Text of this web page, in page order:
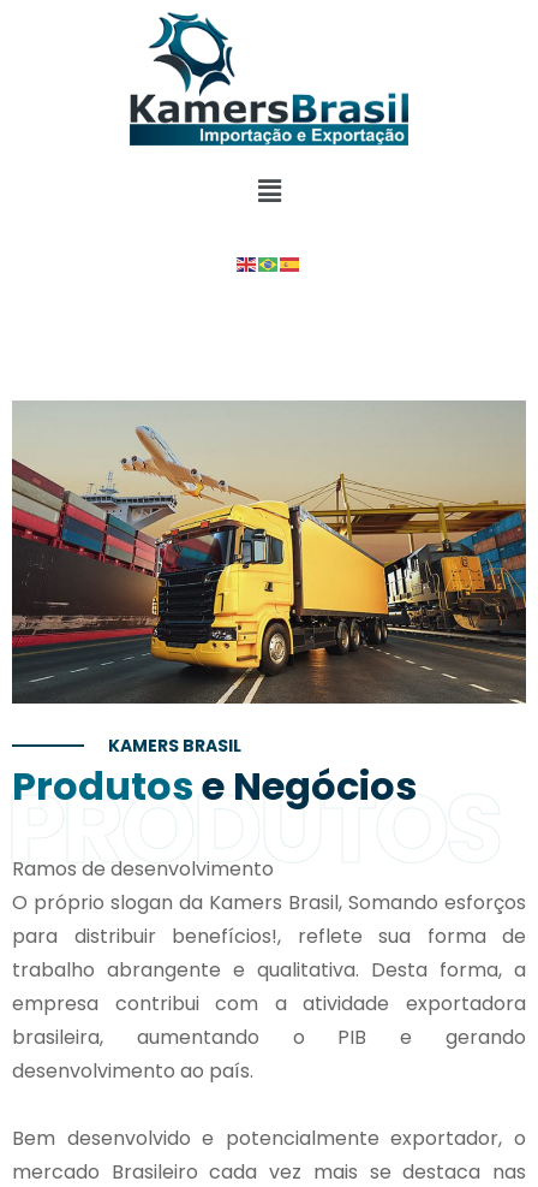
PRODUTOS
KAMERS BRASIL
Produtose Negócios
Ramos de desenvolvimento
O próprio slogan da Kamers Brasil, Somando esforços
para distribuir benefícios!, reflete sua forma de
trabalho abrangente e qualitativa. Desta forma, a
empresa contribui com a atividade exportadora
brasileira, aumentando o PIB e gerando
desenvolvimento ao país.
Bem desenvolvido e potencialmente exportador, o
mercado Brasileiro cada vez mais se destaca nas